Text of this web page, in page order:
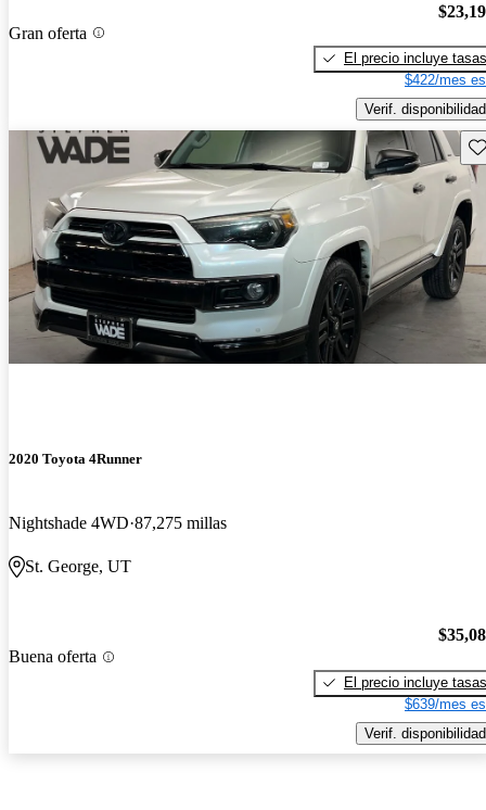
Gran oferta
El precio incluye tasas
$422/mes
Verif. disponibilidad
2020 Toyota 4Runner
Nightshade 4WD 87,275 millas
St. George, UT
Buena oferta
El precio incluye tasas
$639/mes
Verif. disponibilidad